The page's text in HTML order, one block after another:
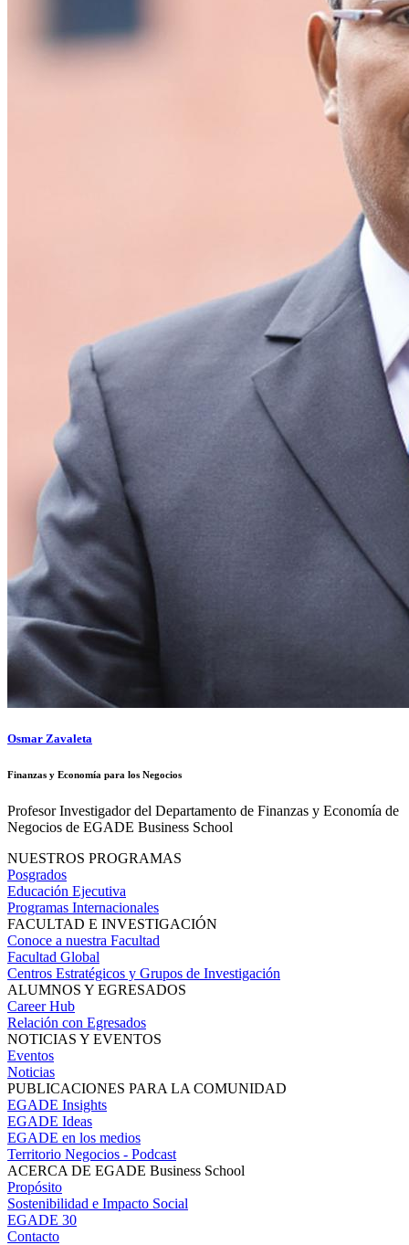
Osmar Zavaleta
Finanzas y Economía para los Negocios
Profesor Investigador del Departamento de Finanzas y Economía de
Negocios de EGADE Business School
NUESTROS PROGRAMAS
Posgrados
Educación Ejecutiva
Programas Internacionales
FACULTAD E INVESTIGACIÓN
Conoce a nuestra Facultad
Facultad Global
Centros Estratégicos y Grupos de Investigación
ALUMNOS Y EGRESADOS
Career Hub
Relación con Egresados
NOTICIAS Y EVENTOS
Eventos
Noticias
PUBLICACIONES PARA LA COMUNIDAD
EGADE Insights
EGADE Ideas
EGADE en los medios
Territorio Negocios - Podcast
ACERCA DE EGADE Business School
Propósito
Sostenibilidad e Impacto Social
EGADE 30
Contacto